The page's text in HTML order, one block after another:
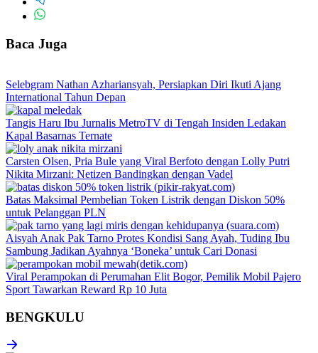
Baca Juga
Selebgram Nathan Azhariansyah, Persiapkan Diri Ikuti Ajang
International Tahun Depan
Tangis Haru Ibu Jurnalis MetroTV di Tengah Insiden Ledakan
Kapal Basarnas Ternate
Carsten Olsen, Pria Bule yang Viral Berfoto dengan Lolly Putri
Nikita Mirzani: Netizen Bandingkan dengan Vadel
Batas Maksimal Pembelian Token Listrik dengan Diskon 50%
untuk Pelanggan PLN
Aisyah Anak Pak Tarno Protes Kondisi Sang Ayah, Tuding Ibu
Sambung Jadikan Ayahnya ‘Boneka’ untuk Cari Donasi
Viral Perampokan di Perumahan Elit Bogor, Pemilik Mobil Pajero
Sport Tawarkan Reward Rp 10 Juta
BENGKULU